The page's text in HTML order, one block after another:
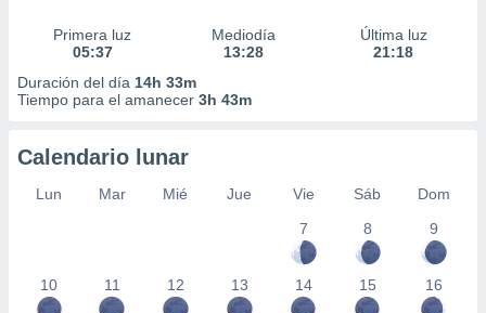
Primera luz
05:37
Mediodía
13:28
Última luz
21:18
Duración del día 14h 33m
Tiempo para el amanecer 3h 43m
Calendario lunar
Lun Mar Mié Jue Vie Sáb
Dom
7
8 9
10 11 12 13 14 15 16